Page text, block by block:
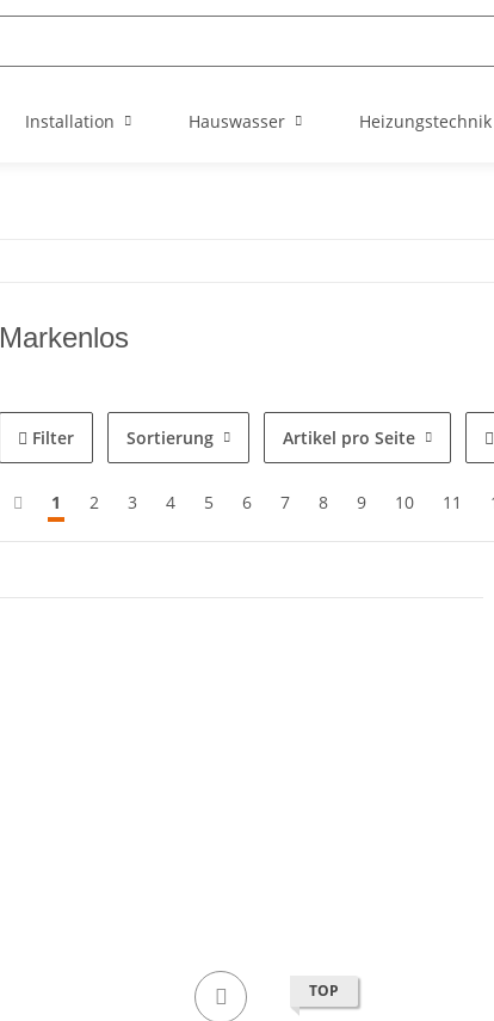
Installation Hauswasser Heizungstechnik
Markenlos
Filter Sortierung Artikel pro Seite
1 2 3 4 5 6 7 8 9 10 11
TOP